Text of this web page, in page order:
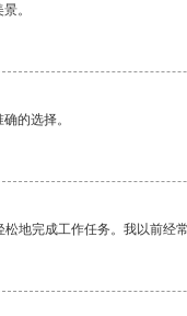
。
的选择。
地完成工作任务。我以前经